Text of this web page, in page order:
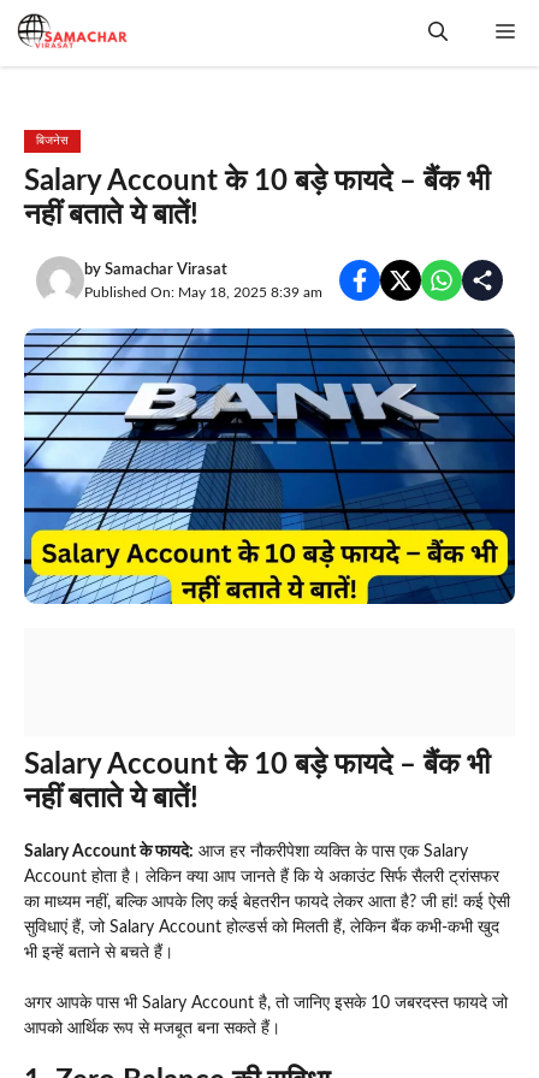
Skip
बिजनेस
Salary Account के 10 बड़े फायदे – बैंक भी
नहीं बताते ये बातें!
by Samachar Virasat
Published On: May 18, 2025 8:39 am
Salary Account के 10 बड़े फायदे – बैंक भी
नहीं बताते ये बातें!
‎Salary Account के फायदे: आज हर नौकरीपेशा व्यक्ति के पास एक Salary
Account होता है। लेकिन क्या आप जानते हैं कि ये अकाउंट सिर्फ सैलरी ट्रांसफर
का माध्यम नहीं, बल्कि आपके लिए कई बेहतरीन फायदे लेकर आता है? जी हां! कई ऐसी
सुविधाएं हैं, जो Salary Account होल्डर्स को मिलती हैं, लेकिन बैंक कभी-कभी खुद
भी इन्हें बताने से बचते हैं।
अगर आपके पास भी Salary Account है, तो जानिए इसके 10 जबरदस्त फायदे जो
आपको आर्थिक रूप से मजबूत बना सकते हैं।